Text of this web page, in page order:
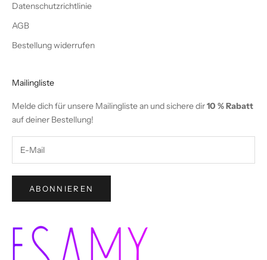
Datenschutzrichtlinie
AGB
Bestellung widerrufen
Mailingliste
Melde dich für unsere Mailingliste an und sichere dir10 % Rabatt
auf deiner Bestellung!
ABONNIEREN